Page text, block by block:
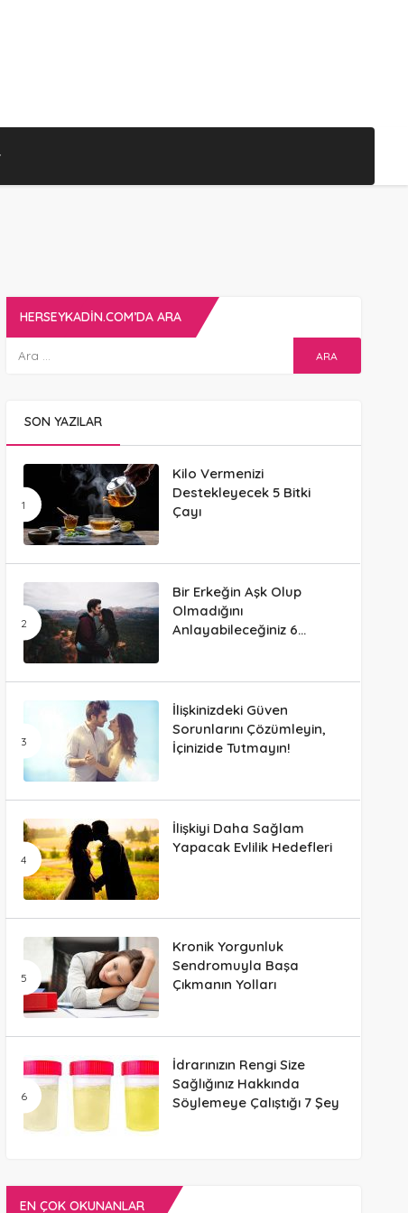
HERSEYKADIN.COM’DA ARA
SON YAZILAR
Kilo Vermenizi
Destekleyecek 5 Bitki
Çayı
Bir Erkeğin Aşk Olup
Olmadığını
Anlayabileceğiniz 6
İlişkinizdeki Güven
Sorunlarını Çözümleyin,
İçinizide Tutmayın!
İlişkiyi Daha Sağlam
Yapacak Evlilik Hedefleri
Kronik Yorgunluk
Sendromuyla Başa
Çıkmanın Yolları
İdrarınızın Rengi Size
Sağlığınız Hakkında
Söylemeye Çalıştığı 7 Şey
EN ÇOK OKUNANLAR